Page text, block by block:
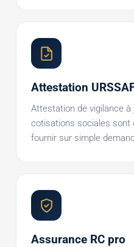
Attestation
Attestation de vigilance à
cotisations sociales sont
fournir sur simple
Assurance RC pro